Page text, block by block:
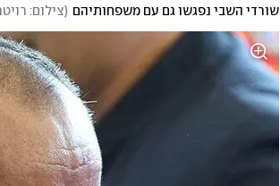
שורדי השבי נפגשו גם עם משפחותיהם (צילום: